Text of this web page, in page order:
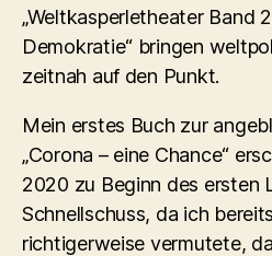
„Weltkasperletheater Band
Demokratie“ bringen
zeitnah auf den Punkt.
Mein erstes Buch zur
„Corona – eine Chance“
2020 zu Beginn des ersten
Schnellschuss, da ich
richtigerweise vermutete,